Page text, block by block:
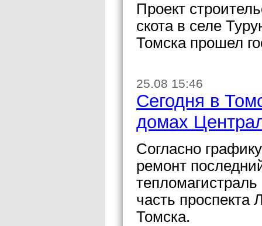
Проект
скота в селе
Томска прошел
25.08 15:46
Сегодня в
домах
Согласно
ремонт
часть проспекта
Томска.